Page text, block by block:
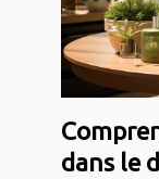
dans le